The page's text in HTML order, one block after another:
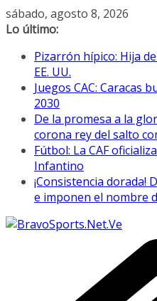
Saltar
al
sábado, agosto 8, 2026
Lo último:
Pizarrón hípico: Hija
EE. UU.
Juegos CAC: Caracas
2030
De la promesa a la
corona rey del salto
Fútbol: La CAF
Infantino
¡Consistencia dorada!
e imponen el nombre